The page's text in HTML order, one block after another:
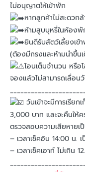
ไม่อนุญาตให้เข้าพัก
หากลูกค้าไม่สะดวก
ห้ามสูบบุหรี่ในห้องพั
ยินดีรับสัตว์เลี้ยงเข้
(ต้องมีกรงและห้ามนำขึ้
โอนเต็มจำนวน หรื
จองแล้วไม่สามารถเลื่อ
วันเข้าจะมีการเรีย
3,000 บาท และจะคืนให้
ตรวจสอบความเสียหายเ
– เวลาเช็คอิน 14:00 น.
– เวลาเช็คเอาท์ ไม่เกิน